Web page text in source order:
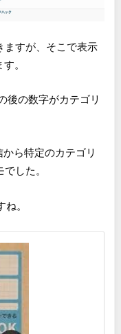
ますが、そこで表示
。
後の数字がカテゴリ
ら特定のカテゴリ
した。
。